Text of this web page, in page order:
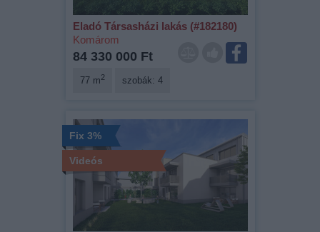
Eladó Társasházi lakás (#182180)
Komárom
84 330 000 Ft
77 m2 szobák: 4
Fix 3%
Videós